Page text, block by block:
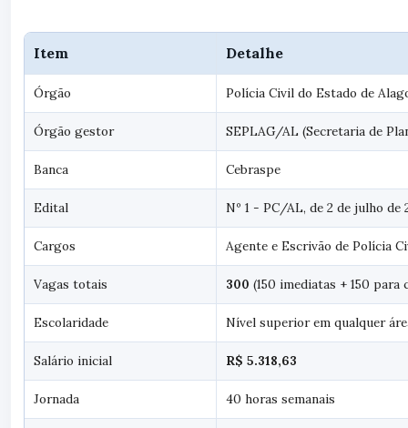
Item Detalhe
Órgão Polícia Civil do Estado de
Órgão gestor SEPLAG/AL (Secretaria de
Banca Cebraspe
Edital Nº 1 - PC/AL, de 2 de julho de
Cargos Agente e Escrivão de Polícia
Vagas totais 300 (150 imediatas + 150 para
Escolaridade Nível superior em qualquer
Salário inicial R$ 5.318,63
Jornada 40 horas semanais